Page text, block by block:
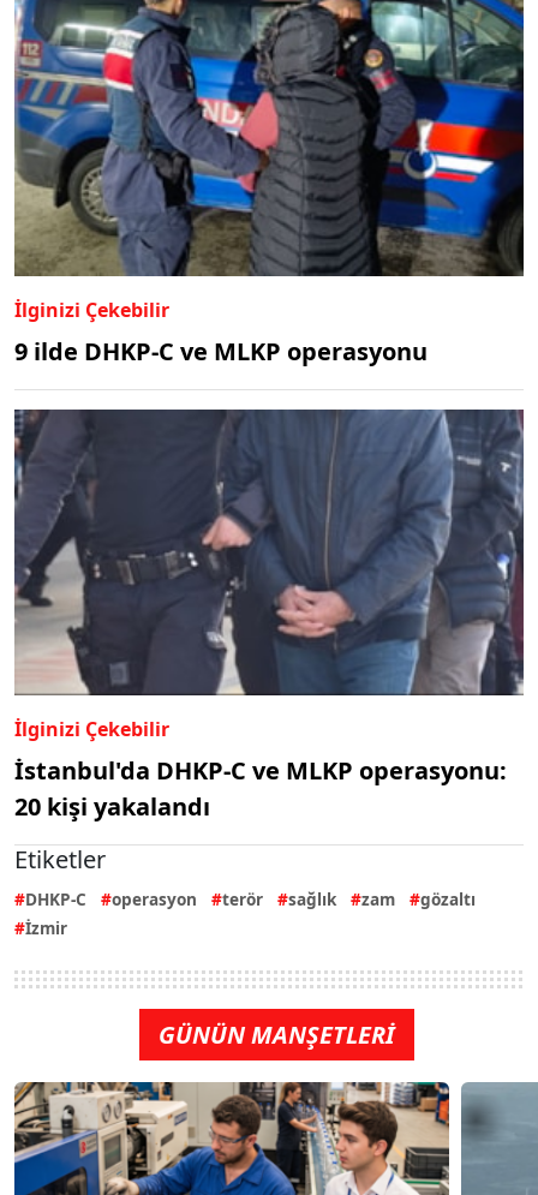
İlginizi Çekebilir
9 ilde DHKP-C ve MLKP operasyonu
İlginizi Çekebilir
İstanbul'da DHKP-C ve MLKP operasyonu:
20 kişi yakalandı
Etiketler
DHKP-C operasyon terör sağlık zam
gözaltı
İzmir
GÜNÜN MANŞETLERİ